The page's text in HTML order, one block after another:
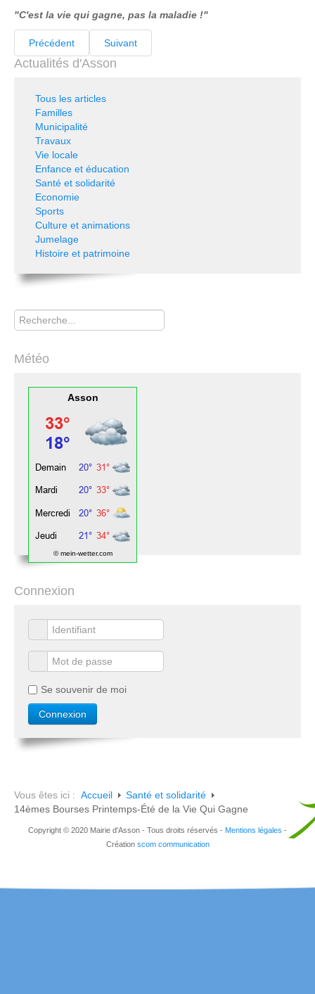
"C'est la vie qui gagne, pas la maladie !"
Précédent Suivant
Actualités d'Asson
Tous les articles
Familles
Municipalité
Travaux
Vie locale
Enfance et éducation
Santé et solidarité
Economie
Sports
Culture et animations
Jumelage
Histoire et patrimoine
Rechercher
Météo
Asson
© mein-wetter.com
Connexion
Se souvenir de moi
Vous êtes ici : Accueil
Santé et solidarité
14èmes Bourses Printemps-Été de la Vie Qui Gagne
Copyright © 2020 Mairie d'Asson - Tous droits réservés - Mentions légales -
Création scom communication